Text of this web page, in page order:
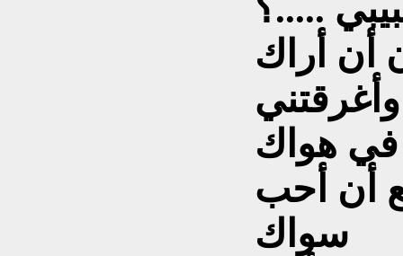
أن أراك
في هواك
أن أحب
سواك